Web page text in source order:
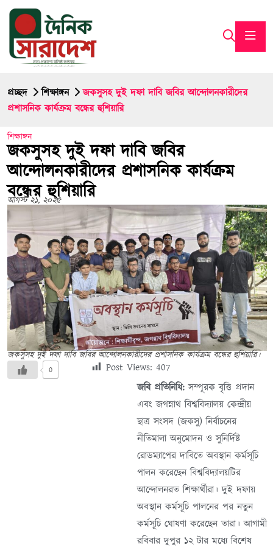
প্রচ্ছদ শিক্ষাঙ্গন
জকসুসহ দুই দফা দাবি জবির আন্দোলনকারীদের
প্রশাসনিক কার্যক্রম বন্ধের হুশিয়ারি
শিক্ষাঙ্গন
জকসুসহ দুই দফা দাবি জবির
আন্দোলনকারীদের প্রশাসনিক কার্যক্রম
বন্ধের হুশিয়ারি
আগস্ট ২১, ২০২৫
জকসুসহ দুই দফা দাবি জবির আন্দোলনকারীদের প্রশাসনিক কার্যক্রম বন্ধের হুশিয়ারি।
0 Post Views: 407
জবি প্রতিনিধি: সম্পূরক বৃত্তি প্রদান
এবং জগন্নাথ বিশ্ববিদ্যালয় কেন্দ্রীয়
ছাত্র সংসদ (জকসু) নির্বাচনের
নীতিমালা অনুমোদন ও সুনির্দিষ্ট
রোডম্যাপের দাবিতে অবস্থান কর্মসূচি
পালন করেছেন বিশ্ববিদ্যালয়টির
আন্দোলনরত শিক্ষার্থীরা। দুই দফায়
অবস্থান কর্মসূচি পালনের পর নতুন
কর্মসূচি ঘোষণা করেছেন তারা। আগামী
রবিবার দুপুর ১২ টার মধ্যে বিশেষ